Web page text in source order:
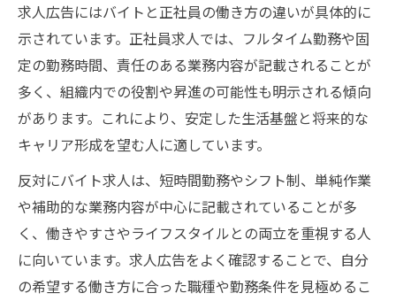
求人広告にはバイトと正社員の働き方の違いが具体的に
示されています。正社員求人では、フルタイム勤務や固
定の勤務時間、責任のある業務内容が記載されることが
多く、組織内での役割や昇進の可能性も明示される傾向
があります。これにより、安定した生活基盤と将来的な
キャリア形成を望む人に適しています。
反対にバイト求人は、短時間勤務やシフト制、単純作業
や補助的な業務内容が中心に記載されていることが多
く、働きやすさやライフスタイルとの両立を重視する人
に向いています。求人広告をよく確認することで、自分
の希望する働き方に合った職種や勤務条件を見極めるこ